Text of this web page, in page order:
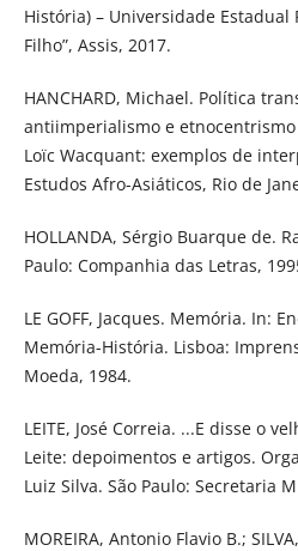
História) – Universidade Estadual
Filho”, Assis, 2017.
HANCHARD, Michael. Política
antiimperialismo e
Loïc Wacquant: exemplos de
Estudos Afro-Asiáticos, Rio de
HOLLANDA, Sérgio Buarque de.
Paulo: Companhia das Letras,
LE GOFF, Jacques. Memória. In:
Memória-História. Lisboa:
Moeda, 1984.
LEITE, José Correia. ...E disse o
Leite: depoimentos e artigos.
Luiz Silva. São Paulo: Secretaria
MOREIRA, Antonio Flavio B.;